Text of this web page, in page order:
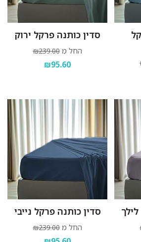
סדין כותנה פרקל ירוק
החל מ ₪239.00
₪95.60
סדין כותנה פרקל נייבי
החל מ ₪239.00